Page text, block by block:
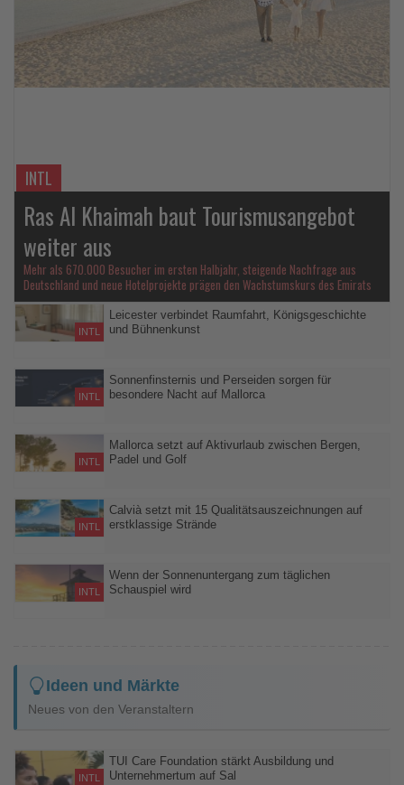
Lesen
INTL
Ras Al Khaimah baut Tourismusangebot
weiter aus
Mehr als 670.000 Besucher im ersten Halbjahr, steigende Nachfrage aus
Deutschland und neue Hotelprojekte prägen den Wachstumskurs des Emirats
INTL
Leicester verbindet Raumfahrt, Königsgeschichte
und Bühnenkunst
die überraschend vielseitige Seite der Stadt in den englischen
East Midlands
INTL
Sonnenfinsternis und Perseiden sorgen für
besondere Nacht auf Mallorca
Sonnenfinsternis und wenige Stunden später das Maximum der
Perseiden – die touristische Nachfrage bleibt bislang
überraschend unauffällig
INTL
Mallorca setzt auf Aktivurlaub zwischen Bergen,
Padel und Golf
Schlägersport und mehr als 20 Golfplätze machen Mallorca auch
jenseits seiner Strände zum Ziel für aktive Urlauber
INTL
Calvià setzt mit 15 Qualitätsauszeichnungen auf
erstklassige Strände
digitalen Echtzeitinformationen zur Auslastung ihrer
Küstenabschnitte
INTL
Wenn der Sonnenuntergang zum täglichen
Schauspiel wird
Ideen und Märkte
Neues von den Veranstaltern
INTL
TUI Care Foundation stärkt Ausbildung und
Unternehmertum auf Sal